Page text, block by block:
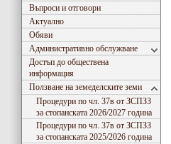
Въпроси и отговори
Актуално
Обяви
Административно обслужване
Достъп до обществена
информация
Ползване на земеделските земи
Процедури по чл. 37в от ЗСПЗЗ
за стопанската 2026/2027 година
Процедури по чл. 37в от ЗСПЗЗ
за стопанската 2025/2026 година